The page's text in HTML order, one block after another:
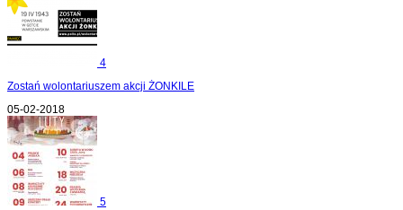
4
Zostań wolontariuszem akcji ŻONKILE
05-02-2018
5